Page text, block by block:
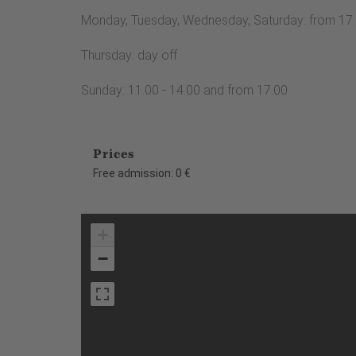
Monday, Tuesday, Wednesday, Saturday: from
Thursday: day off
Sunday: 11.00 - 14.00 and from 17.00
Prices
Free admission: 0 €
−